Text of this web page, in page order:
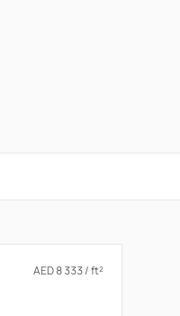
AED 8 333 / ft²